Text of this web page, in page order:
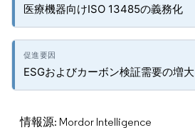
医療機器向けISO 13485の義務化
ESGおよびカーボン検証需要の増大
情報源: Mordor Intelligence